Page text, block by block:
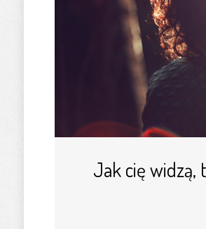
Jak cię widzą,